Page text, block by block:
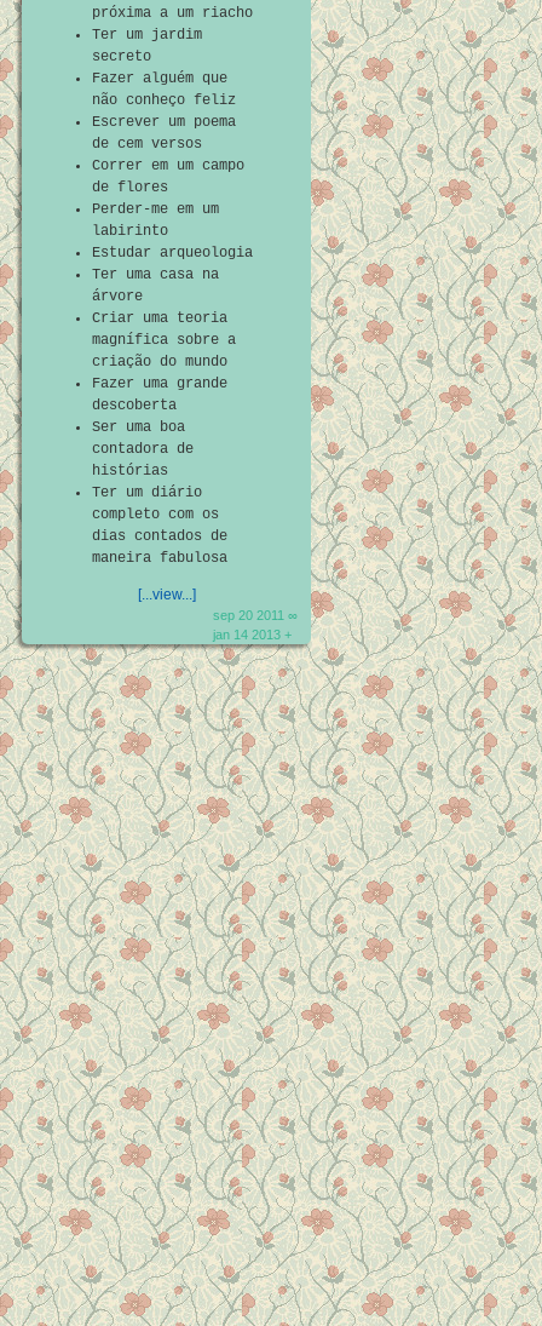
próxima a um riacho
Ter um jardim
secreto
Fazer alguém que
não conheço feliz
Escrever um poema
de cem versos
Correr em um campo
de flores
Perder-me em um
labirinto
Estudar arqueologia
Ter uma casa na
árvore
Criar uma teoria
magnífica sobre a
criação do mundo
Fazer uma grande
descoberta
Ser uma boa
contadora de
histórias
Ter um diário
completo com os
dias contados de
maneira fabulosa
[...view...]
sep 20 2011 ∞
jan 14 2013 +